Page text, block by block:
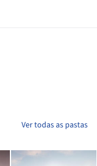
Ver todas as pastas